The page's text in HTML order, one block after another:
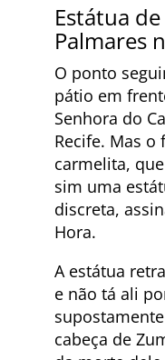
Estátua
Palmares
O ponto
pátio em
Senhora do
Recife. Mas o
carmelita,
sim uma
discreta,
Hora.
A estátua
e não tá ali
cabeça de